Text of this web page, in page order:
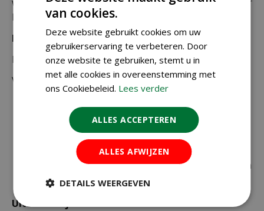
Nederland als België.
Bezorgkosten Nederland:
Bestellingen van € 49,95 of meer verzenden wij gratis.
Voor een bestelling onder € 49,95 zijn er 2 tarieven:
€ 4,99 voor bestellingen onder € 49,95 van
alleen kleine zakjes / doosjes zaden die via
brievenbuspost worden verzonden.
€ 6,99 voor bestellingen onder € 49,95 voor de
rest van de producten die via pakketpost worden
verzonden.
Uitzonderlijke verzendkosten
van cookies.
Deze website gebruikt cookies om uw
gebruikerservaring te verbeteren. Door
onze website te gebruiken, stemt u in
met alle cookies in overeenstemming met
ons Cookiebeleid. Lees verder
ALLES ACCEPTEREN
ALLES AFWIJZEN
DETAILS WEERGEVEN